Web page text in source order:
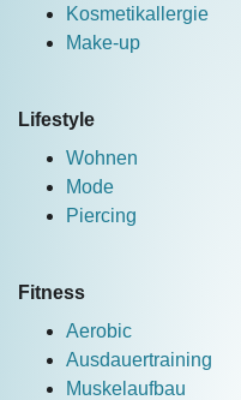
Kosmetikallergie
Make-up
Lifestyle
Wohnen
Mode
Piercing
Fitness
Aerobic
Ausdauertraining
Muskelaufbau